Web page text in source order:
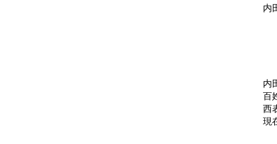
内
内
百
西
現